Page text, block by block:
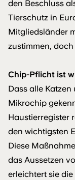
den Beschluss
Tierschutz in
Mitgliedsländer
zustimmen,
Chip-Pflicht ist
Dass alle
Mikrochip
Haustierregister
den wichtigsten
Diese
das Aussetzen
erleichtert sie